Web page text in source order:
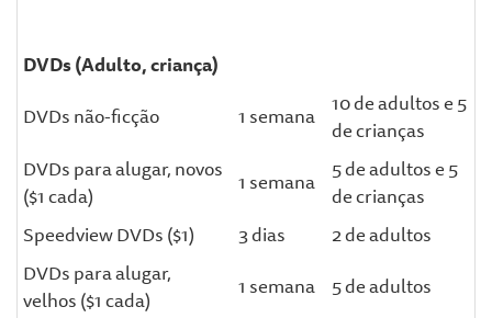
DVDs (Adulto, criança)
DVDs não-ficção
1 semana 10 de adultos e 5
de crianças
DVDs para alugar, novos
($1 cada)
1 semana 5 de adultos e 5
de crianças
Speedview DVDs ($1)
3 dias
2 de adultos
DVDs para alugar,
velhos ($1 cada)
1 semana 5 de adultos